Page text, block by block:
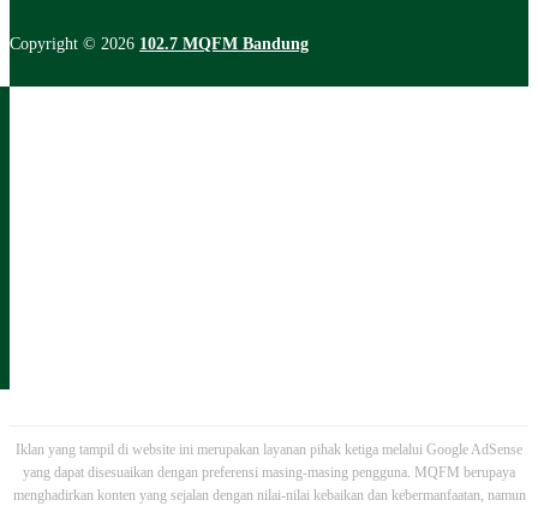
Copyright © 2026 102.7 MQFM Bandung
Iklan yang tampil di website ini merupakan layanan pihak ketiga melalui Google AdSense
yang dapat disesuaikan dengan preferensi masing-masing pengguna. MQFM berupaya
menghadirkan konten yang sejalan dengan nilai-nilai kebaikan dan kebermanfaatan, namun